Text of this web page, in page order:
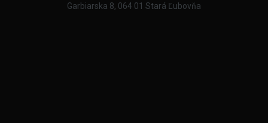
Garbiarska 8, 064 01 Stará Ľubovňa